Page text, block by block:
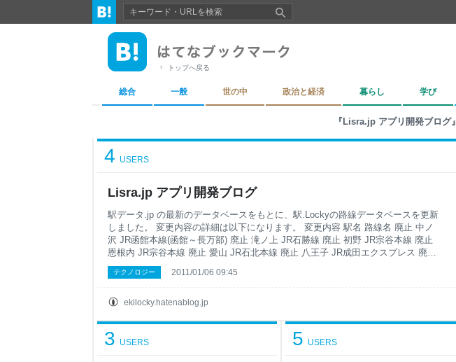
トップへ戻る
総合 一般 世の中 政治と経済 暮らし 学び
『Lisra.jp アプリ開発ブログ』
Lisra.jp アプリ開発ブログ
4 USERS
ekilocky.hatenablog.jp
駅データ.jp の最新のデータベースをもとに、駅.Lockyの路線データベースを更新
しました。 変更内容の詳細は以下になります。 変更内容 駅名 路線名 廃止 中ノ
沢 JR函館本線(函館～長万部) 廃止 滝ノ上 JR石勝線 廃止 初野 JR宗谷本線 廃止
恩根内 JR宗谷本線 廃止 愛山 JR石北本線 廃止 八王子 JR成田エクスプレス 廃止
立川 JR成田エクスプレス 廃止 国分寺 JR成田エクスプレス 廃止 三鷹 JR成田エ
クスプレス 廃止 吉祥寺 JR成田エクスプレス 路線の変更 南今庄 ハピラインふく
路線の変更 南条 ハピラインふくい線 路線の変更 王子保 ハピラインふくい線 路
テクノロジー 2011/01/06 09:45
3 USERS 5 USERS